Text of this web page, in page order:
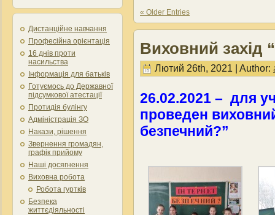
Дистанційне навчання
Професійна орієнтація
16 днів проти
насильства
Інформація для батьків
Готуємось до Державної
підсумкової атестації
Протидія булінгу
Адміністрація ЗО
Накази, рішення
Звернення громадян,
графік прийому
Наші досягнення
Виховна робота
Робота гуртків
Безпека
життєдіяльності
« Older Entries
Виховний захід
Лютий 26th, 2021 | Author:
26.02.2021 – для
проведен
безпечний?”